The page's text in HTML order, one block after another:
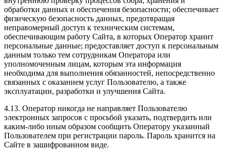
обработки данных и обеспечения безопасности; обеспечивает
физическую безопасность данных, предотвращая
неправомерный доступ к техническим системам,
обеспечивающим работу Сайта, в которых Оператор хранит
персональные данные; предоставляет доступ к персональным
данным только тем сотрудникам Оператора или
уполномоченным лицам, которым эта информация
необходима для выполнения обязанностей, непосредственно
связанных с оказанием услуг Пользователю, а также
эксплуатации, разработки и улучшения Сайта.
4.13. Оператор никогда не направляет Пользователю
электронных запросов с просьбой указать, подтвердить или
каким-либо иным образом сообщить Оператору указанный
Пользователем при регистрации пароль. Пароль хранится на
Сайте в зашифрованном виде.